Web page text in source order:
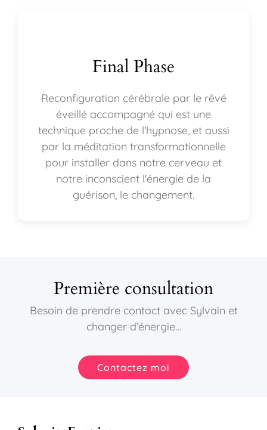
Final Phase
Reconfiguration cérébrale par le rêvé
éveillé accompagné qui est une
technique proche de l'hypnose, et aussi
par la méditation transformationnelle
pour installer dans notre cerveau et
notre inconscient l'énergie de la
guérison, le changement.
Première consultation
Besoin de prendre contact avec Sylvain et
changer d’énergie…
Contactez moi